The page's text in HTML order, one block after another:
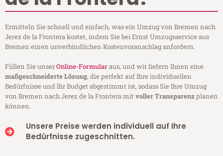
Ermitteln Sie schnell und einfach, was ein Umzug von Bremen nach
Jerez de la Frontera kostet, indem Sie bei Ernst Umzugsservice aus
Bremen einen unverbindlichen Kostenvoranschlag anfordern.
Füllen Sie unserOnline-Formularaus, und wir liefern Ihnen eine
maßgeschneiderte Lösung, die perfekt auf Ihre individuellen
Bedürfnisse und Ihr Budget abgestimmt ist, sodass Sie Ihre Umzug
von Bremen nach Jerez de la Frontera mitvoller Transparenzplanen
können.
Unsere Preise werden individuell auf Ihre
Bedürfnisse zugeschnitten.